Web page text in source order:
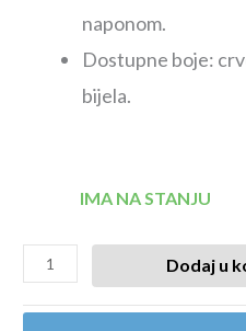
naponom.
Dostupne boje:
bijela.
IMA NA STANJU
Dodaj u